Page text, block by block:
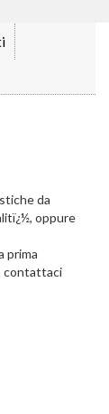
da
oppure
prima
contattaci